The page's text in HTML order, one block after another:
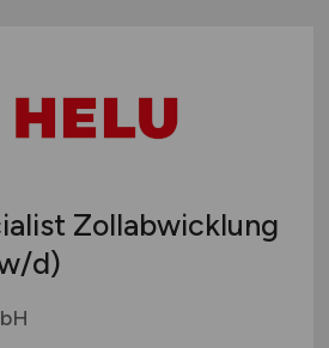
Zollabwicklung
d)